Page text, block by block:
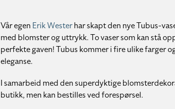
Vår egen Erik Westerhar skapt den nye Tubus-
med blomster og uttrykk. To vaser som kan stå
perfekte gaven! Tubus kommer i fire ulike farger
eleganse.
I samarbeid med den superdyktige
butikk, men kan bestilles ved forespørsel.